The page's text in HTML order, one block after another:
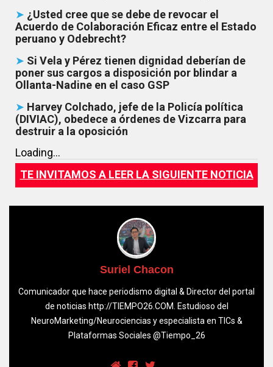
➤ ¿Usted cree que se debe de revocar el
Acuerdo de Colaboración Eficaz entre el Estado
peruano y Odebrecht?
➤ Si Vela y Pérez tienen dignidad deberían de
poner sus cargos a disposición por blindar a
Ollanta-Nadine en el caso GSP
➤ Harvey Colchado, jefe de la Policía política
(DIVIAC), obedece a órdenes de Vizcarra para
destruir a la oposición
Loading...
TE INVITAMOS A LEER LA SIGUIENTE NOTICIA
Suriel Chacon
Comunicador que hace periodismo digital & Director del portal
de noticias http://TIEMPO26.COM. Estudioso del
NeuroMarketing/Neurociencias y especialista en TICs &
Plataformas Sociales @Tiempo_26